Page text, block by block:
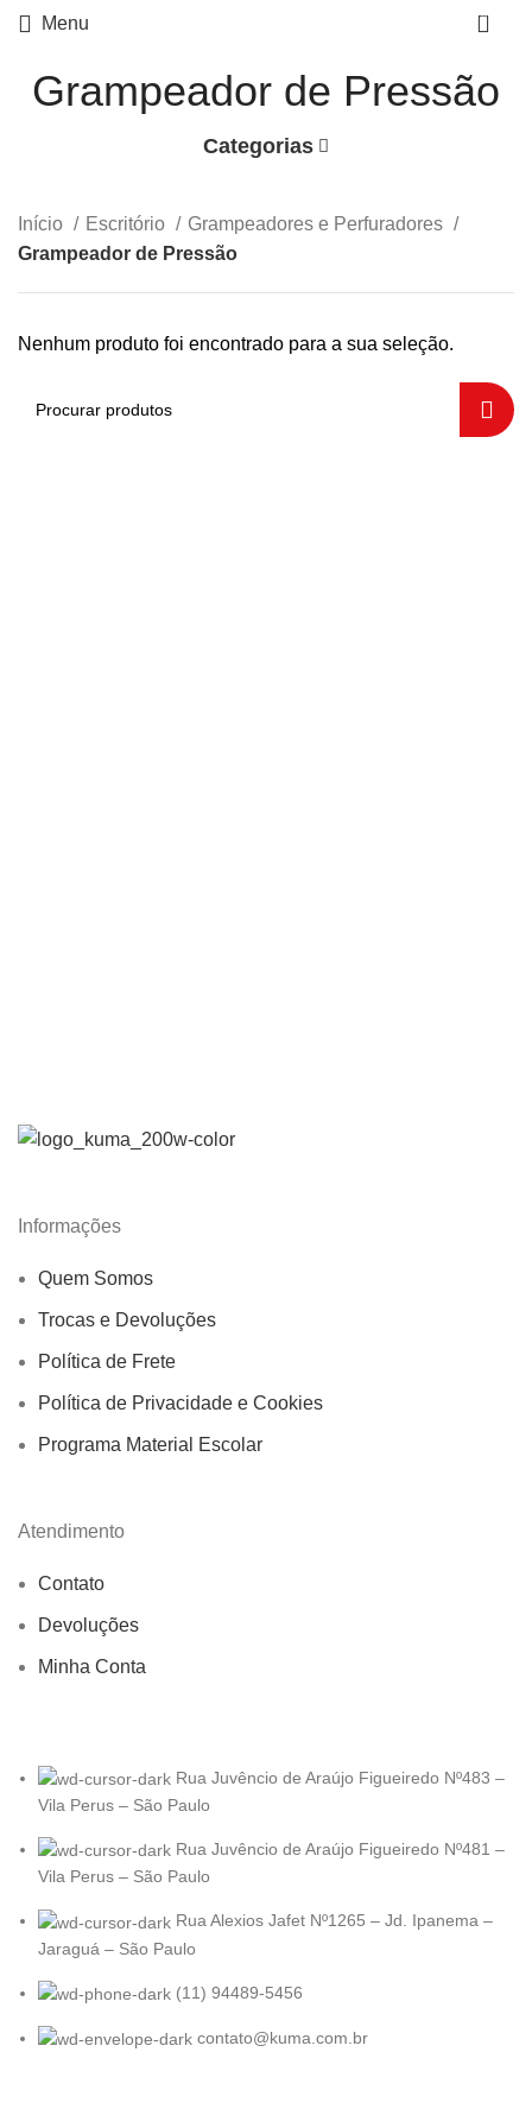
Menu 0
Grampeador de Pressão
Categorias
Início Escritório
Grampeadores e Perfuradores
Grampeador de Pressão
Nenhum produto foi encontrado para a sua seleção.
Informações
Quem Somos
Trocas e Devoluções
Política de Frete
Política de Privacidade e Cookies
Programa Material Escolar
Atendimento
Contato
Devoluções
Minha Conta
Rua Juvêncio de Araújo Figueiredo Nº483 –
Vila Perus – São Paulo
Rua Juvêncio de Araújo Figueiredo Nº481 –
Vila Perus – São Paulo
Rua Alexios Jafet Nº1265 – Jd. Ipanema –
Jaraguá – São Paulo
(11) 94489-5456
contato@kuma.com.br